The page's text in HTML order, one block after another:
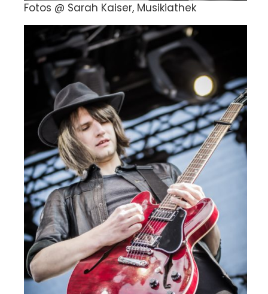
Fotos @ Sarah Kaiser, Musikiathek